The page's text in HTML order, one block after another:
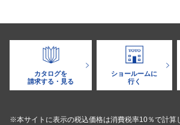
カタログを
請求する・見る
ショールームに
行く
※本サイトに表示の税込価格は消費税率10％で計算